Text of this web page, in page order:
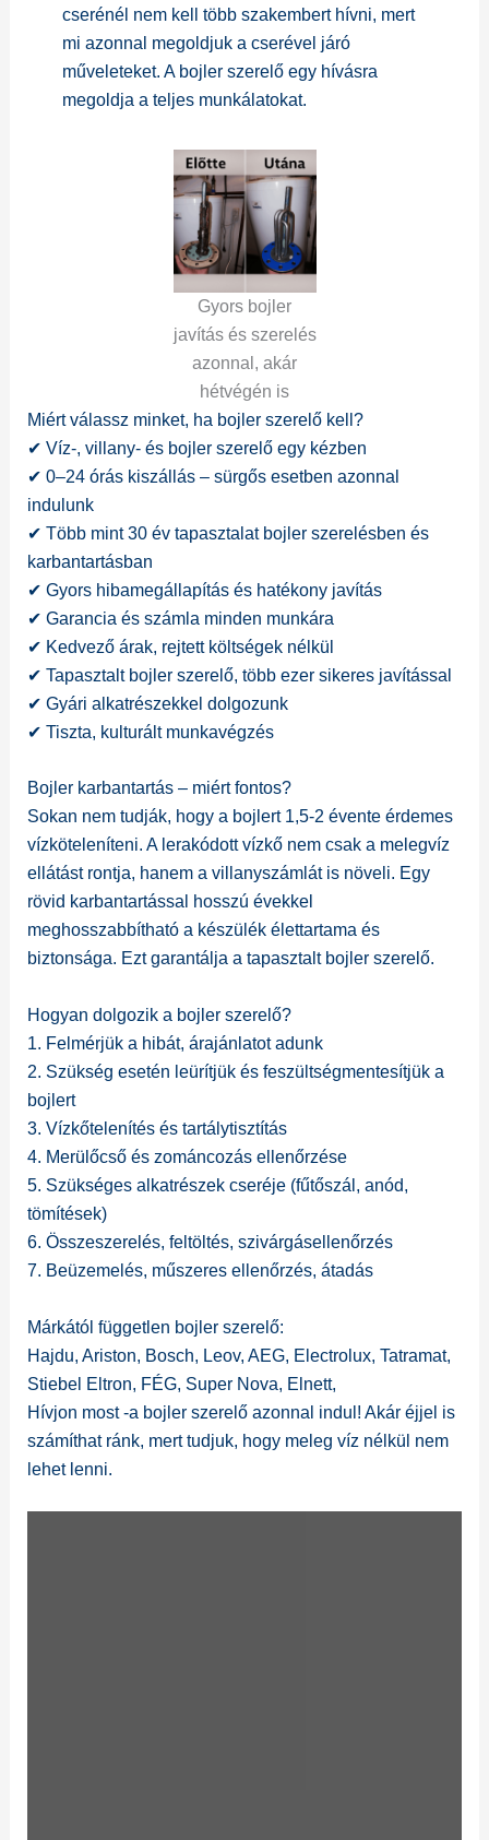
cserénél nem kell több szakembert hívni, mert
mi azonnal megoldjuk a cserével járó
műveleteket. A bojler szerelő egy hívásra
megoldja a teljes munkálatokat.
Gyors bojler
javítás és szerelés
azonnal, akár
hétvégén is
Miért válassz minket, ha bojler szerelő kell?
✔ Víz-, villany- és bojler szerelő egy kézben
✔ 0–24 órás kiszállás – sürgős esetben azonnal
indulunk
✔ Több mint 30 év tapasztalat bojler szerelésben és
karbantartásban
✔ Gyors hibamegállapítás és hatékony javítás
✔ Garancia és számla minden munkára
✔ Kedvező árak, rejtett költségek nélkül
✔ Tapasztalt bojler szerelő, több ezer sikeres javítással
✔ Gyári alkatrészekkel dolgozunk
✔ Tiszta, kulturált munkavégzés
Bojler karbantartás – miért fontos?
Sokan nem tudják, hogy a bojlert 1,5-2 évente érdemes
vízköteleníteni. A lerakódott vízkő nem csak a melegvíz
ellátást rontja, hanem a villanyszámlát is növeli. Egy
rövid karbantartással hosszú évekkel
meghosszabbítható a készülék élettartama és
biztonsága. Ezt garantálja a tapasztalt bojler szerelő.
Hogyan dolgozik a bojler szerelő?
1. Felmérjük a hibát, árajánlatot adunk
2. Szükség esetén leürítjük és feszültségmentesítjük a
bojlert
3. Vízkőtelenítés és tartálytisztítás
4. Merülőcső és zománcozás ellenőrzése
5. Szükséges alkatrészek cseréje (fűtőszál, anód,
tömítések)
6. Összeszerelés, feltöltés, szivárgásellenőrzés
7. Beüzemelés, műszeres ellenőrzés, átadás
Márkától független bojler szerelő:
Hajdu, Ariston, Bosch, Leov, AEG, Electrolux, Tatramat,
Stiebel Eltron, FÉG, Super Nova, Elnett,
Hívjon most -a bojler szerelő azonnal indul! Akár éjjel is
számíthat ránk, mert tudjuk, hogy meleg víz nélkül nem
lehet lenni.